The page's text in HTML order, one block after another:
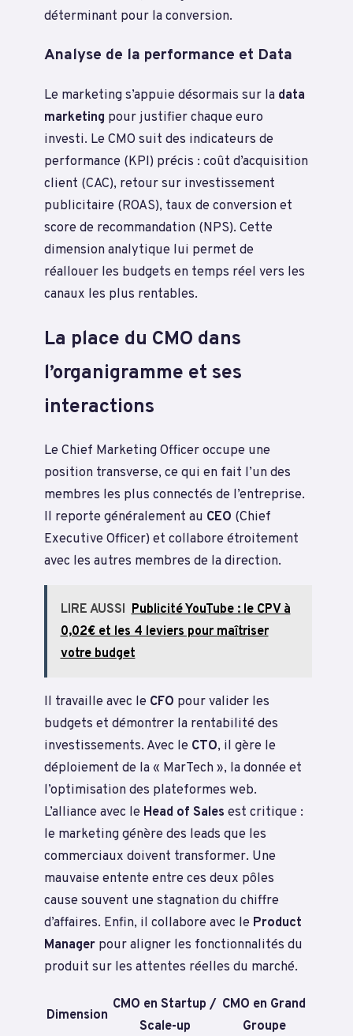
déterminant pour la conversion.
Analyse de la performance et Data
Le marketing s’appuie désormais sur la data
marketing pour justifier chaque euro
investi. Le CMO suit des indicateurs de
performance (KPI) précis : coût d’acquisition
client (CAC), retour sur investissement
publicitaire (ROAS), taux de conversion et
score de recommandation (NPS). Cette
dimension analytique lui permet de
réallouer les budgets en temps réel vers les
canaux les plus rentables.
La place du CMO dans
l’organigramme et ses
interactions
Le Chief Marketing Officer occupe une
position transverse, ce qui en fait l’un des
membres les plus connectés de l’entreprise.
Il reporte généralement au CEO (Chief
Executive Officer) et collabore étroitement
avec les autres membres de la direction.
LIRE AUSSI Publicité YouTube : le CPV à
0,02€ et les 4 leviers pour maîtriser
votre budget
Il travaille avec le CFO pour valider les
budgets et démontrer la rentabilité des
investissements. Avec le CTO, il gère le
déploiement de la « MarTech », la donnée et
l’optimisation des plateformes web.
L’alliance avec le Head of Sales est critique :
le marketing génère des leads que les
commerciaux doivent transformer. Une
mauvaise entente entre ces deux pôles
cause souvent une stagnation du chiffre
d’affaires. Enfin, il collabore avec le Product
Manager pour aligner les fonctionnalités du
produit sur les attentes réelles du marché.
Dimension
CMO en Startup /
Scale-up
CMO en Grand
Groupe